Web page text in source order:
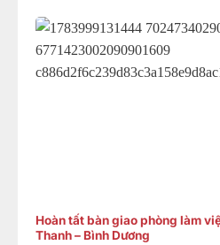
Hoàn tất bàn giao phòng làm
Thanh – Bình Dương